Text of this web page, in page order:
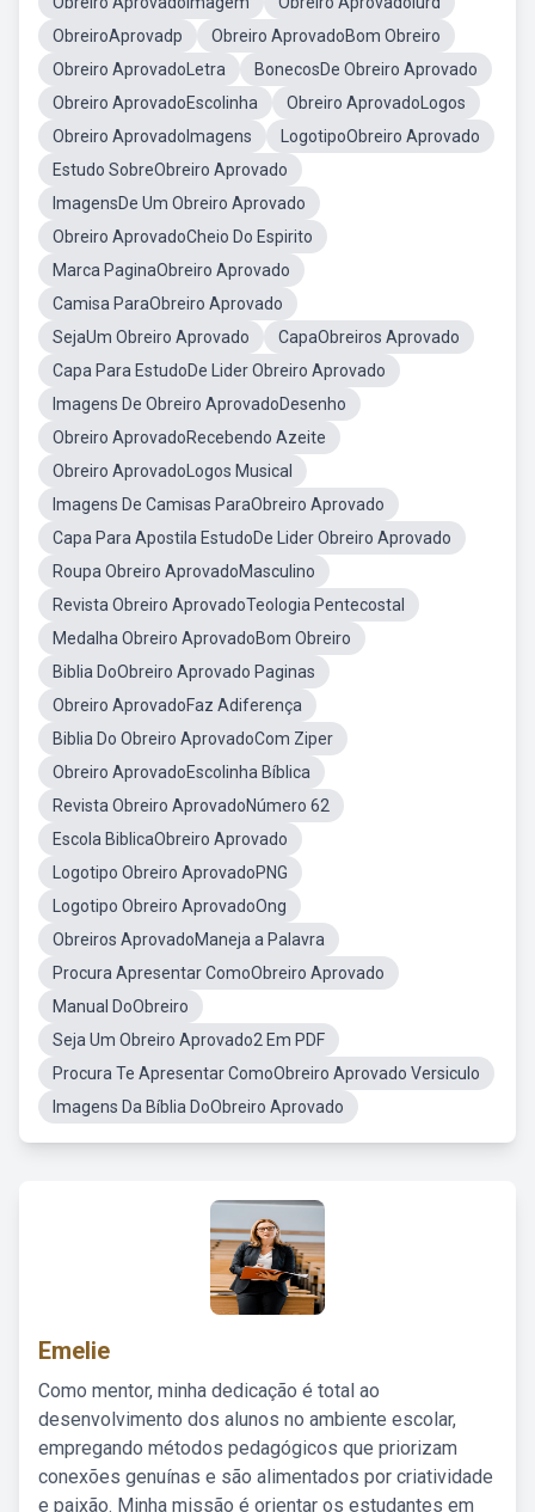
ObreiroAprovadp
Obreiro AprovadoBom Obreiro
Obreiro AprovadoLetra
BonecosDe Obreiro Aprovado
Obreiro AprovadoEscolinha
Obreiro AprovadoLogos
Obreiro AprovadoImagens
LogotipoObreiro Aprovado
Estudo SobreObreiro Aprovado
ImagensDe Um Obreiro Aprovado
Obreiro AprovadoCheio Do Espirito
Marca PaginaObreiro Aprovado
Camisa ParaObreiro Aprovado
SejaUm Obreiro Aprovado
CapaObreiros Aprovado
Capa Para EstudoDe Lider Obreiro Aprovado
Imagens De Obreiro AprovadoDesenho
Obreiro AprovadoRecebendo Azeite
Obreiro AprovadoLogos Musical
Imagens De Camisas ParaObreiro Aprovado
Capa Para Apostila EstudoDe Lider Obreiro Aprovado
Roupa Obreiro AprovadoMasculino
Revista Obreiro AprovadoTeologia Pentecostal
Medalha Obreiro AprovadoBom Obreiro
Biblia DoObreiro Aprovado Paginas
Obreiro AprovadoFaz Adiferença
Biblia Do Obreiro AprovadoCom Ziper
Obreiro AprovadoEscolinha Bíblica
Revista Obreiro AprovadoNúmero 62
Escola BiblicaObreiro Aprovado
Logotipo Obreiro AprovadoPNG
Logotipo Obreiro AprovadoOng
Obreiros AprovadoManeja a Palavra
Procura Apresentar ComoObreiro Aprovado
Manual DoObreiro
Seja Um Obreiro Aprovado2 Em PDF
Procura Te Apresentar ComoObreiro Aprovado Versiculo
Imagens Da Bíblia DoObreiro Aprovado
Emelie
Como mentor, minha dedicação é total ao
desenvolvimento dos alunos no ambiente escolar,
empregando métodos pedagógicos que priorizam
conexões genuínas e são alimentados por criatividade
e paixão. Minha missão é orientar os estudantes em